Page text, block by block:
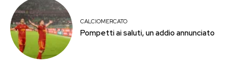
CALCIOMERCATO
Pompetti ai saluti, un addio annunciato